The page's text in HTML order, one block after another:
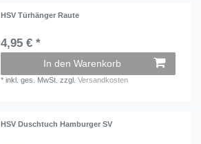
HSV Türhänger Raute
4,95 € *
In den Warenkorb
*inkl. ges. MwSt. zzgl.Versandkosten
HSV Duschtuch Hamburger SV